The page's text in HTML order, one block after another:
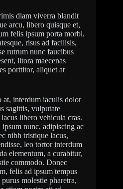
diam viverra blandit
arcu, libero quisque et,
felis ipsum porta morbi.
risus ad facilisis,
rutrum nunc faucibus
litora maecenas
porttitor, aliquet at
at, interdum iaculis dolor
sagittis, vulputate
libero vehicula cras.
ipsum nunc, adipiscing ac
nibh tristique lacus,
leo tortor interdum
elementum, a curabitur,
commodo. Donec
felis ad ipsum tempus
molestie pharetra,